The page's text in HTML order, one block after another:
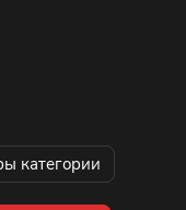
категории